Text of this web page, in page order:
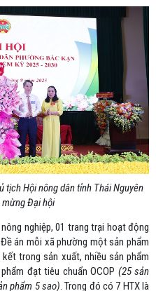
tịch Hội nông dân tỉnh Thái Nguyên
Đại hội
nông nghiệp, 01 trang trại hoạt động
án mỗi xã phường một sản phẩm
trong sản xuất, nhiều sản phẩm
đạt tiêu chuẩn OCOP (25 sản
phẩm 5 sao). Trong đó có 7 HTX là